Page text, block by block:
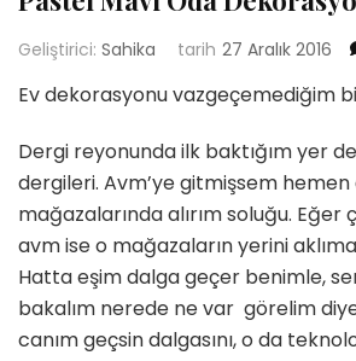
Geliştirici: Sahika tarih 27 Aralık 2016
Ev dekorasyonu vazgeçemediğim
Dergi reyonunda ilk baktığım yer
dergileri. Avm’ye gitmişsem
mağazalarında alırım soluğu.
avm ise o mağazaların yerini aklıma
Hatta eşim dalga geçer benimle,
bakalım nerede ne var görelim
canım geçsin dalgasını, o da